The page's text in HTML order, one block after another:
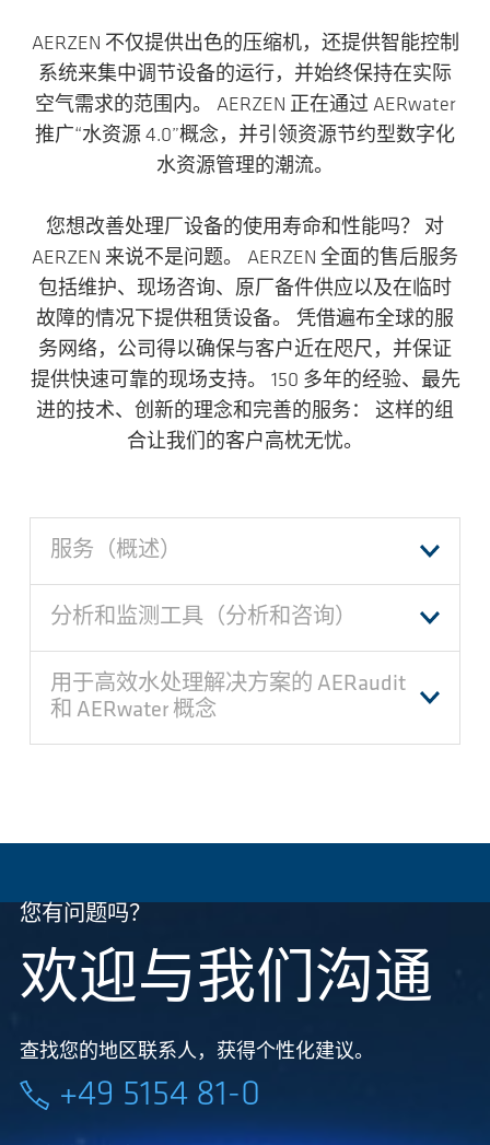
AERZEN 不仅提供出色的压缩机，还提供智能控制
系统来集中调节设备的运行，并始终保持在实际
空气需求的范围内。 AERZEN 正在通过 AERwater
推广“水资源 4.0”概念，并引领资源节约型数字化
水资源管理的潮流。
您想改善处理厂设备的使用寿命和性能吗？ 对
AERZEN 来说不是问题。 AERZEN 全面的售后服务
包括维护、现场咨询、原厂备件供应以及在临时
故障的情况下提供租赁设备。 凭借遍布全球的服
务网络，公司得以确保与客户近在咫尺，并保证
提供快速可靠的现场支持。 150 多年的经验、最先
进的技术、创新的理念和完善的服务： 这样的组
合让我们的客户高枕无忧。
服务（概述）
分析和监测工具（分析和咨询）
用于高效水处理解决方案的 AERaudit
和 AERwater 概念
您有问题吗？
欢迎与我们沟通
查找您的地区联系人，获得个性化建议。
+49 5154 81-0